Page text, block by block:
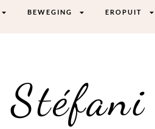
BEWEGING EROPUIT